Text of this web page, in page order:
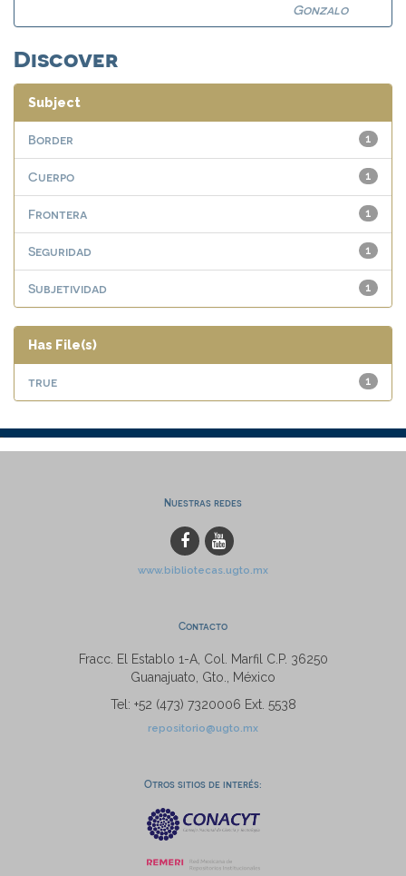
Gonzalo
Discover
Subject
1
Border
1
Cuerpo
1
Frontera
1
Seguridad
1
Subjetividad
Has File(s)
1
true
Nuestras redes
www.bibliotecas.ugto.mx
Contacto
Fracc. El Establo 1-A, Col. Marfil C.P. 36250
Guanajuato, Gto., México
Tel: +52 (473) 7320006 Ext. 5538
repositorio@ugto.mx
Otros sitios de interés: